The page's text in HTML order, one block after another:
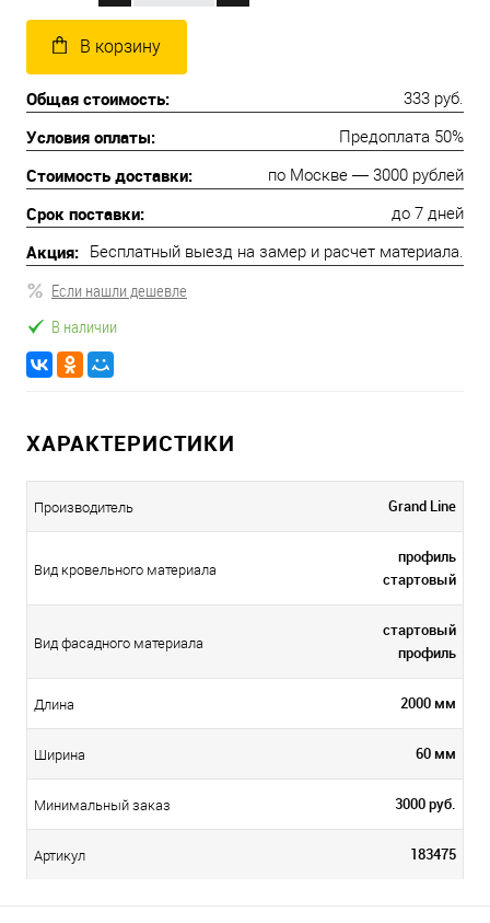
В корзину
Общая стоимость: 333 руб.
Условия оплаты: Предоплата 50%
Стоимость доставки: по Москве — 3000 рублей
Срок поставки: до 7 дней
Акция: Бесплатный выезд на замер и расчет материала.
Если нашли дешевле
В наличии
ХАРАКТЕРИСТИКИ
Производитель Grand Line
Вид кровельного материала
профиль
стартовый
Вид фасадного материала
стартовый
профиль
Длина 2000 мм
Ширина 60 мм
Минимальный заказ 3000 руб.
Артикул 183475